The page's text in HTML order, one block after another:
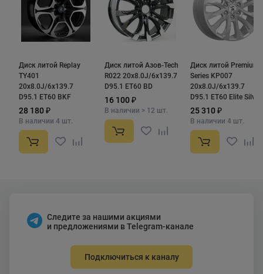
Диск литой Replay
TY401
20x8.0J/6x139.7
D95.1 ET60 BKF
28 180 ₽
В наличии 4 шт.
Диск литой Азов-Tech
R022 20x8.0J/6x139.7
D95.1 ET60 BD
16 100 ₽
В наличии > 12 шт.
Диск литой Premium
Series KP007
20x8.0J/6x139.7
D95.1 ET60 Elite Silver
25 310 ₽
В наличии 4 шт.
Следите за нашими акциями
и предложениями в Telegram-канале
Подключиться к каналу